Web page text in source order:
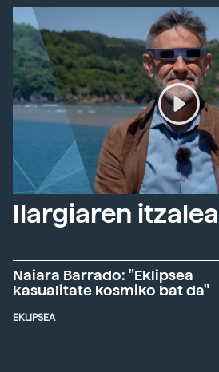
Ilargiaren
Naiara Barrado: "Eklipsea
kasualitate kosmiko bat da"
EKLIPSEA